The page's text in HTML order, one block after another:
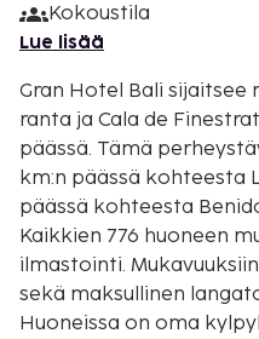
Kokoustila
Lue lisää
Gran Hotel Bali sijaitsee
ranta ja Cala de
päässä. Tämä perheystävällinen hotelli sijaitsee 8
km:n päässä kohteesta
päässä kohteesta
Kaikkien 776 huoneen
ilmastointi.
sekä maksullinen
Huoneissa on oma